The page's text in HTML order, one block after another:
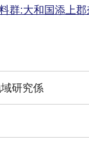
:大和国添上
研究係